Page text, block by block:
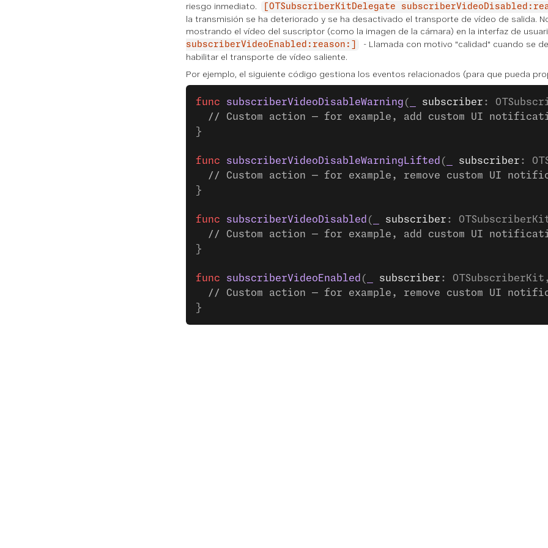
riesgo inmediato. [OTSubscriberKitDelegate
la transmisión se ha deteriorado y se ha desactivado el transporte de vídeo de salida.
mostrando el vídeo del suscriptor (como la imagen de la cámara) en la interfaz de
subscriberVideoEnabled:reason:]
- Llamada con motivo "calidad" cuando se
habilitar el transporte de vídeo saliente.
Por ejemplo, el siguiente código gestiona los eventos relacionados (para que pueda
func subscriberVideoDisableWarning ( subscriber :
// Custom action — for example, add custom UI
}
func subscriberVideoDisableWarningLifted ( subscriber :
// Custom action — for example, remove custom UI
}
func subscriberVideoDisabled ( subscriber :
// Custom action — for example, add custom UI
}
func subscriberVideoEnabled ( subscriber :
// Custom action — for example, remove custom UI
}